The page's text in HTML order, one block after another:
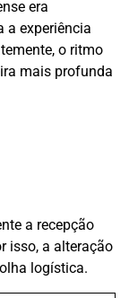
era
a experiência
o ritmo
mais profunda
a recepção
isso, a alteração
logística.